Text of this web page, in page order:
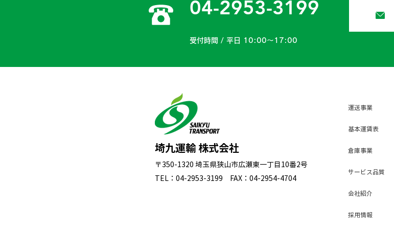
04-2953-3199
受付時間 / 平日 10:00〜17:00
埼九運輸 株式会社
〒350-1320 埼玉県狭山市広瀬東一丁目10番2号
TEL：04-2953-3199 FAX：04-2954-4704
運送事業
基本運賃表
倉庫事業
サービス品質
会社紹介
採用情報